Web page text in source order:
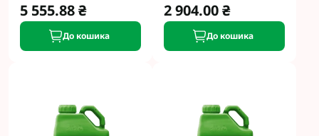
5 555.88 ₴
До кошика
2 904.00 ₴
До кошика